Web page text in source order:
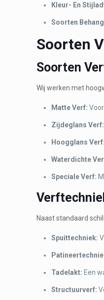
Kleur- En
Soorten
Soorten
Soorten
Wij werken met
Matte Verf:
Zijdeglans Verf:
Hoogglans Verf:
Waterdichte
Speciale Verf:
Naast standaard
Spuittechniek:
Tadelakt: Een
Structuurverf: